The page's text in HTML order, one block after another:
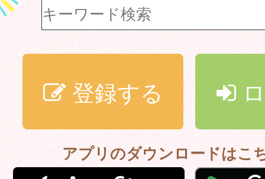
登録する
アプリのダウンロードはこ